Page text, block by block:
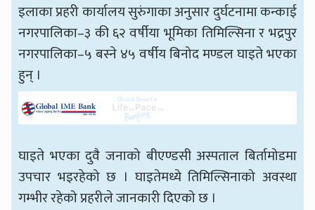
इलाका प्रहरी कार्यालय सुरुंगाका अनुसार दुर्घटनामा कन्काई
नगरपालिका–३ की ६२ वर्षीया भूमिका तिमिल्सिना र भद्रपुर
नगरपालिका–५ बस्ने ४५ वर्षीय बिनोद मण्डल घाइते भएका
हुन् ।
घाइते भएका दुवै जनाको बीएण्डसी अस्पताल बिर्तामोडमा
उपचार भइरहेको छ । घाइतेमध्ये तिमिल्सिनाको अवस्था
गम्भीर रहेको प्रहरीले जानकारी दिएको छ ।